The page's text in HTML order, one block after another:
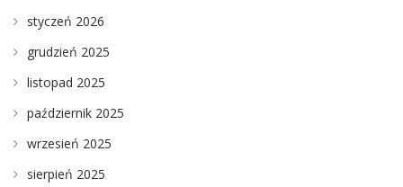
styczeń 2026
grudzień 2025
listopad 2025
październik 2025
wrzesień 2025
sierpień 2025